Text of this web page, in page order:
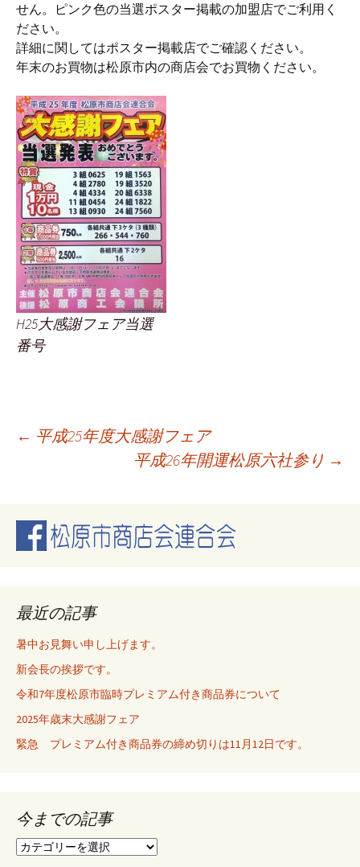
せん。ピンク色の当選ポスター掲載の加盟店でご利用く
ださい。
詳細に関してはポスター掲載店でご確認ください。
年末のお買物は松原市内の商店会でお買物ください。
H25大感謝フェア当選
番号
投
ナ
ビ
ゲ
ー
シ
ン
← 平成25年度大感謝フェア
平成26年開運松原六社参り →
最近の記事
暑中お見舞い申し上げます。
新会長の挨拶です。
令和7年度松原市臨時プレミアム付き商品券について
2025年歳末大感謝フェア
緊急 プレミアム付き商品券の締め切りは11月12日です。
今までの記事
今